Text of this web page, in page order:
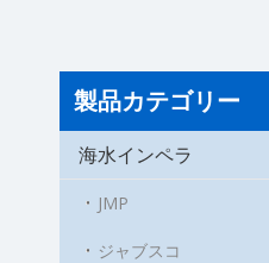
製品カテゴリー
海水インペラ
JMP
ジャブスコ